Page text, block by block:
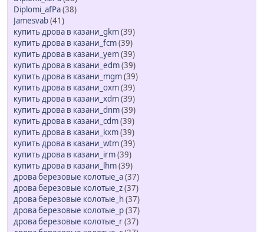
Diplomi_afPa(38)
Jamesvab(41)
купить дрова в казани_gkm(39)
купить дрова в казани_fcm(39)
купить дрова в казани_yem(39)
купить дрова в казани_edm(39)
купить дрова в казани_mgm(39)
купить дрова в казани_oxm(39)
купить дрова в казани_xdm(39)
купить дрова в казани_dnm(39)
купить дрова в казани_cdm(39)
купить дрова в казани_kxm(39)
купить дрова в казани_wtm(39)
купить дрова в казани_irm(39)
купить дрова в казани_lhm(39)
дрова березовые колотые_a(37)
дрова березовые колотые_z(37)
дрова березовые колотые_h(37)
дрова березовые колотые_p(37)
дрова березовые колотые_r(37)